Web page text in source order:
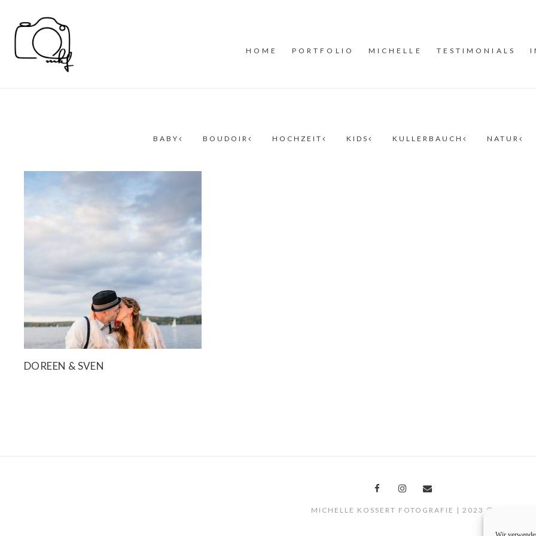
HOME PORTFOLIO MICHELLE TESTIMONIALS
BABY BOUDOIR HOCHZEIT KIDS KULLERBAUCH NATUR
DOREEN & SVEN
MICHELLE KOSSERT FOTOGRAFIE | 2023 ©